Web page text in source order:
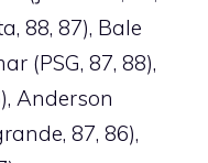
88, 87), Bale
(PSG, 87, 88),
Anderson
87, 86),